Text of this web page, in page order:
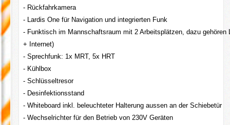
- Rückfahrkamera
- Lardis One für Navigation und integrierten Funk
- Funktisch im Mannschaftsraum mit 2 Arbeitsplätzen, dazu
+ Internet)
- Sprechfunk: 1x MRT, 5x HRT
- Kühlbox
- Schlüsseltresor
- Desinfektionsstand
- Whiteboard inkl. beleuchteter Halterung aussen an der Schiebetür
- Wechselrichter für den Betrieb von 230V Geräten